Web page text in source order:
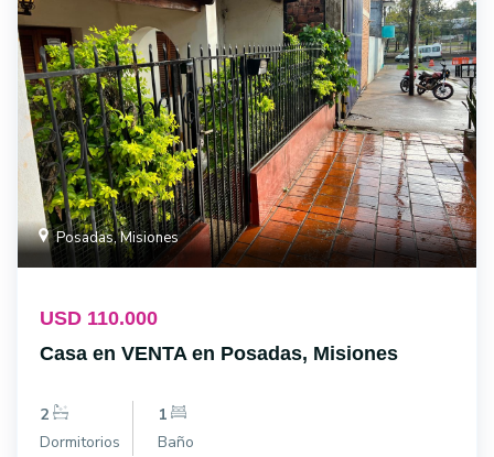
Posadas, Misiones
USD 110.000
Casa en VENTA en Posadas, Misiones
2
Dormitorios
1
Baño